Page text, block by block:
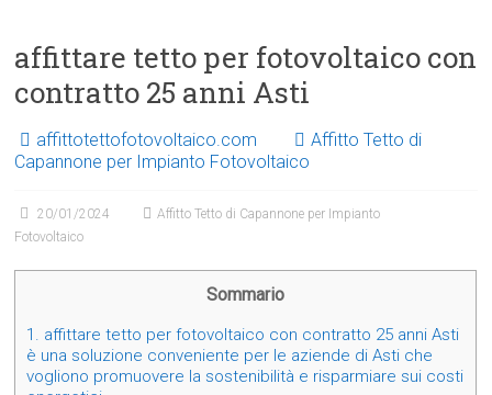
affittare tetto per fotovoltaico con
contratto 25 anni Asti
affittotettofotovoltaico.com
Affitto Tetto di
Capannone per Impianto Fotovoltaico
20/01/2024
Affitto Tetto di Capannone per Impianto
Fotovoltaico
Sommario
1. affittare tetto per fotovoltaico con contratto 25 anni Asti
è una soluzione conveniente per le aziende di Asti che
vogliono promuovere la sostenibilità e risparmiare sui costi